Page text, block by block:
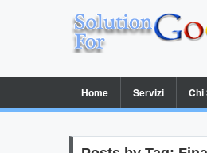
Home Servizi Chi